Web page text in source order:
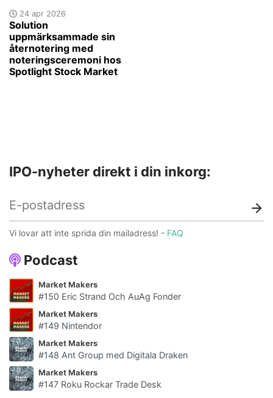
24 apr 2026
Solution
uppmärksammade sin
åternotering med
noteringsceremoni hos
Spotlight Stock Market
Podcast
Market Makers
#150 Eric Strand Och AuAg Fonder
Market Makers
#149 Nintendor
Market Makers
#148 Ant Group med Digitala Draken
Market Makers
#147 Roku Rockar Trade Desk
IPO-nyheter direkt i din inkorg:
Vi lovar att inte sprida din mailadress! - FAQ